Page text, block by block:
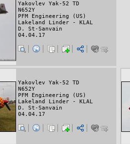
Yakovlev Yak-52 TD
N652Y
PFM Engineering (US)
Lakeland Linder - KLAL
D. St-Sanvain
04.04.17
Yakovlev Yak-52 TD
N652Y
PFM Engineering (US)
Lakeland Linder - KLAL
D. St-Sanvain
04.04.17